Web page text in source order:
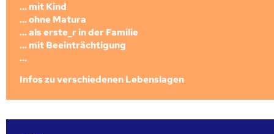
... mit Kind
... ohne Matura
... als erste_r in der Familie
... mit Beeinträchtigung
...
Infos zu verschiedenen Lebenslagen